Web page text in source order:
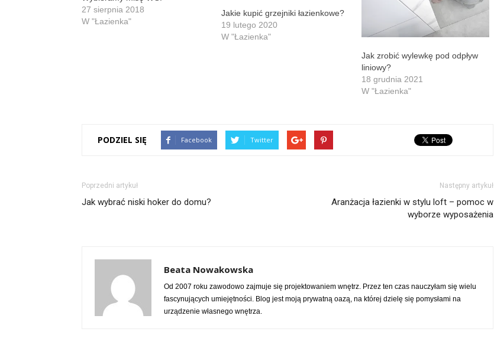
27 sierpnia 2018
W "Łazienka"
Jakie kupić grzejniki łazienkowe?
19 lutego 2020
W "Łazienka"
Jak zrobić wylewkę pod odpływ
liniowy?
18 grudnia 2021
W "Łazienka"
PODZIEL SIĘ Facebook Twitter
Poprzedni artykuł
Jak wybrać niski hoker do domu?
Następny artykuł
Aranżacja łazienki w stylu loft – pomoc w
wyborze wyposażenia
Beata Nowakowska
Od 2007 roku zawodowo zajmuje się projektowaniem wnętrz. Przez ten czas nauczyłam się wielu
fascynujących umiejętności. Blog jest moją prywatną oazą, na której dzielę się pomysłami na
urządzenie własnego wnętrza.